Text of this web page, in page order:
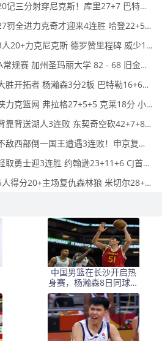
2026年01月16日 勇士20记三分射穿尼克斯！库里27+7 巴特勒32+8 穆迪三分9中7
2026年01月15日 快船27罚全进力克奇才迎来4连胜 哈登22+5+8 伦纳德33分4断
2026年01月15日 国王3人20+力克尼克斯 德罗赞里程碑 威少11助 布伦森伤退
2026年01月14日 NCAA常规赛 加州圣玛丽大学 82 - 68 旧金山大学 全场集锦
2026年01月14日 勇士大胜开拓者 杨瀚森3分2板 巴特勒16+6+5 库里9中2送11助
2026年01月13日 独行侠力克篮网 弗拉格27+5+5 克莱18分 小波特28+9
2026年01月13日 国王背靠背送湖人3连败 东契奇空砍42+7+8+4断 威少22+5+7
2026年01月12日 火箭不敌西部倒一国王遭遇3连败！申京复出19+9 阿门31+13+6
2026年01月12日 老鹰轻取勇士迎3连胜 约翰逊23+11+6 CJ首秀12分 库里31+5
2026年01月11日 骑士5人得分20+主场复仇森林狼 米切尔28+8 爱德华兹25+5
中国男篮在长沙开启热
身赛，杨瀚森8日同球队
会合